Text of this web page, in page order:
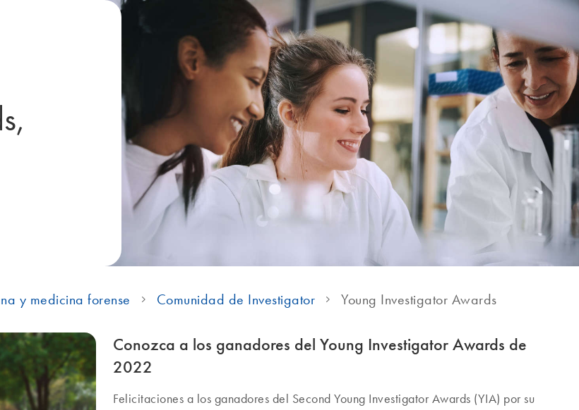
y medicina forense Comunidad de Investigator Young Investigator Awards
Conozca a los ganadores del Young Investigator Awards de
2022
Felicitaciones a los ganadores del Second Young Investigator Awards (YIA) por su